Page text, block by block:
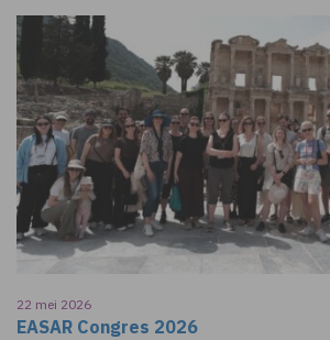
22 mei 2026
EASAR Congres 2026